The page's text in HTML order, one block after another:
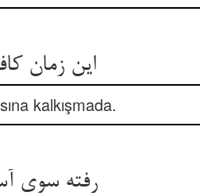
kalkışmada.
رفته سوی آسمان با جلال ** با سه کرکس تا کند با من قتال